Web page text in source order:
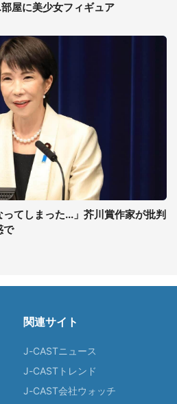
屋に美少女フィギュア
ってしまった...」芥川賞作家が批判
で
関連サイト
J-CASTニュース
J-CASTトレンド
J-CAST会社ウォッチ